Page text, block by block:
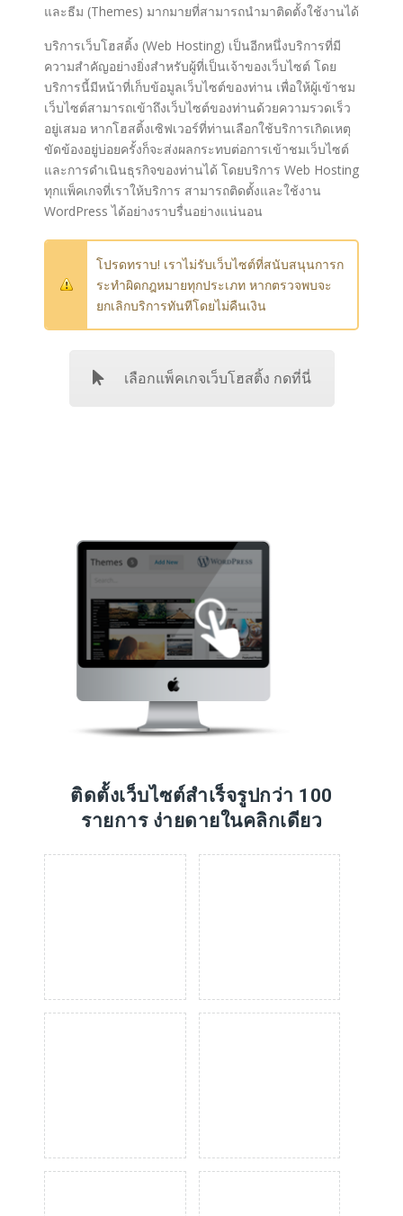
และธีม (Themes) มากมายที่สามารถนำมาติดตั้งใช้งานได้
บริการเว็บโฮสติ้ง (Web Hosting) เป็นอีกหนึ่งบริการที่มี
ความสำคัญอย่างยิ่งสำหรับผู้ที่เป็นเจ้าของเว็บไซต์ โดย
บริการนี้มีหน้าที่เก็บข้อมูลเว็บไซต์ของท่าน เพื่อให้ผู้เข้าชม
เว็บไซต์สามารถเข้าถึงเว็บไซต์ของท่านด้วยความรวดเร็ว
อยู่เสมอ หากโฮสติ้งเซิฟเวอร์ที่ท่านเลือกใช้บริการเกิดเหตุ
ขัดข้องอยู่บ่อยครั้งก็จะส่งผลกระทบต่อการเข้าชมเว็บไซต์
และการดำเนินธุรกิจของท่านได้ โดยบริการ Web Hosting
ทุกแพ็คเกจที่เราให้บริการ สามารถติดตั้งและใช้งาน
WordPress ได้อย่างราบรื่นอย่างแน่นอน
โปรดทราบ! เราไม่รับเว็บไซต์ที่สนับสนุนการก
ระทำผิดกฎหมายทุกประเภท หากตรวจพบจะ
ยกเลิกบริการทันทีโดยไม่คืนเงิน
เลือกแพ็คเกจเว็บโฮสติ้ง กดที่นี่
ติดตั้งเว็บไซต์สำเร็จรูปกว่า 100
รายการ ง่ายดายในคลิกเดียว